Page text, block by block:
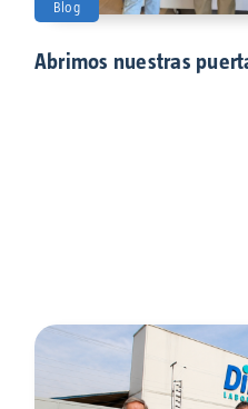
Abrimos nuestras
Blog